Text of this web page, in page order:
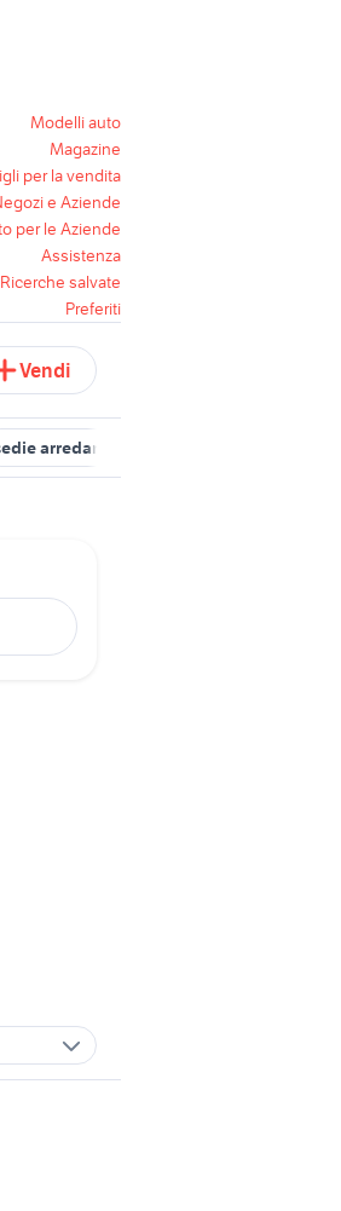
Modelli auto
Magazine
per la vendita
e Aziende
per le Aziende
Assistenza
Ricerche salvate
Preferiti
Vendi
arredamento Bergamo provincia